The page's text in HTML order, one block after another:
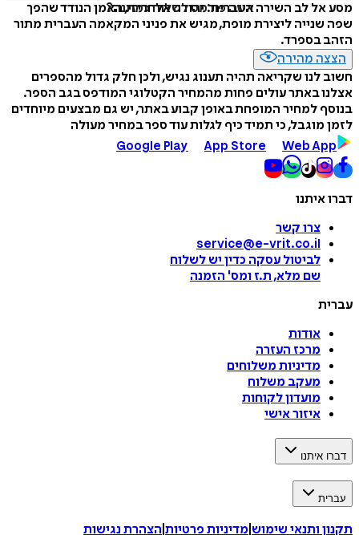
איזה פורמט לשלוח כמתנה?
מסע אל לב השירה העברית: יהודה אלחריזי, האמן הנודד שהפך
שפה שנייה ליצירת מופת, מגיש את פניני המקאמה העברית מתור
הזהב בספרד.
הצצה מהירה
חשוב לנו שקריאה תהיה תענוג נגיש, ולכן חלק גדול מהספרים
אצלנו באתר עולים פחות מהמחיר הקטלוגי המודפס בגב הספר.
בנוסף למחיר המופחת באופן קבוע באתר, יש גם מבצעים מיוחדים
לזמן מוגבל, כי תמיד כיף לגלות עוד ספר במחיר מעולה
Google Play
App Store Web App
דברו איתנו
צרו קשר
service@e-vrit.co.il
לביטול עסקה כדין יש לשלוח
שם מלא, ת.ז ומס' הזמנה
עברית
אודות
מרכז העזרה
מדיניות משלוחים
מעקב משלוח
מועדון לקוחות
איזור אישי
דברו איתנו
עברית
תקנון ותנאי שימוש מדיניות פרטיות הצהרת נגישות